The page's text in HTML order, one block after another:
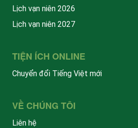
Lịch vạn niên 2026
Lịch vạn niên 2027
TIỆN ÍCH ONLINE
Chuyển đổi Tiếng Việt mới
VỀ CHÚNG TÔI
Liên hệ